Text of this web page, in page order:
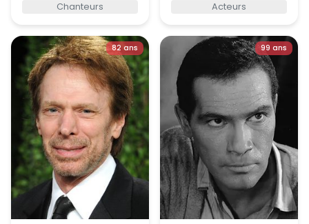
Chanteurs
Acteurs
82 ans 99 ans